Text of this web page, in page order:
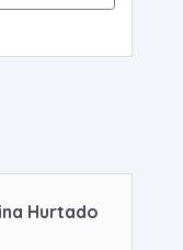
Hurtado